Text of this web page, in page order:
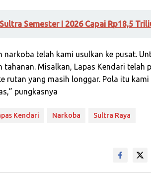
Semester I 2026 Capai Rp18,5
narkoba telah kami usulkan ke pusat.
tahanan. Misalkan, Lapas Kendari telah
rutan yang masih longgar. Pola itu
pungkasnya
Kendari Narkoba Sultra Raya